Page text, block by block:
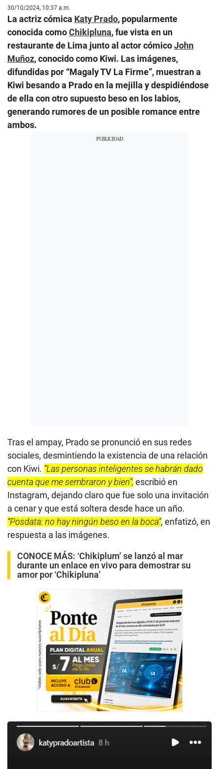
30/10/2024, 10:37 a.m.
La actriz cómica Katy Prado, popularmente
conocida comoChikipluna, fue vista en un
restaurante de Lima junto al actor cómicoJohn
Muñoz, conocido como Kiwi. Las imágenes,
difundidas por “Magaly TV La Firme”, muestran a
Kiwi besando a Prado en la mejilla y despidiéndose
de ella con otro supuesto beso en los labios,
generando rumores de un posible romance entre
ambos.
Tras el ampay, Prado se pronunció en sus redes
sociales, desmintiendo la existencia de una relación
con Kiwi. “Las personas inteligentes se habrán dado
cuenta que me sembraron y bien”, escribió en
Instagram, dejando claro que fue solo una invitación
a cenar y que está soltera desde hace un año.
“Posdata: no hay ningún beso en la boca”, enfatizó, en
respuesta a las imágenes.
CONOCE MÁS: ‘Chikiplum’ se lanzó al mar
durante un enlace en vivo para demostrar su
amor por ‘Chikipluna’